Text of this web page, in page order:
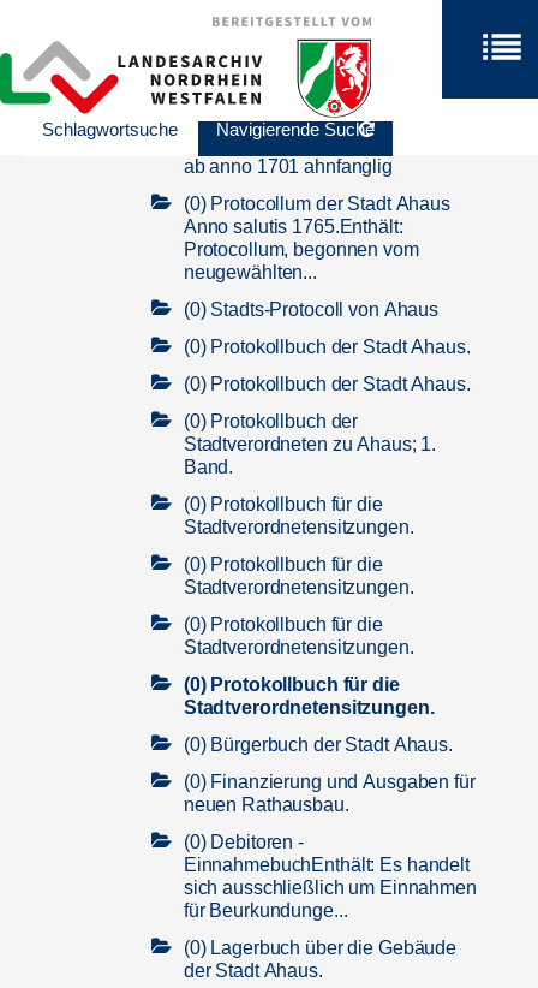
Schlagwortsuche Navigierende Suche
(0) Protokollbuch der Stadt Ahaus.
(0) Protocollum der Stadt Ahaus.
(0) Ratsprotokolle der Stadt Ahaus.
(0) Protocollum Civitatis Ahusana
ab anno 1701 ahnfanglig
(0) Protocollum der Stadt Ahaus
Anno salutis 1765.Enthält:
Protocollum, begonnen vom
neugewählten...
(0) Stadts-Protocoll von Ahaus
(0) Protokollbuch der Stadt Ahaus.
(0) Protokollbuch der Stadt Ahaus.
(0) Protokollbuch der
Stadtverordneten zu Ahaus; 1.
Band.
(0) Protokollbuch für die
Stadtverordnetensitzungen.
(0) Protokollbuch für die
Stadtverordnetensitzungen.
(0) Protokollbuch für die
Stadtverordnetensitzungen.
(0) Protokollbuch für die
Stadtverordnetensitzungen.
(0) Bürgerbuch der Stadt Ahaus.
(0) Finanzierung und Ausgaben für
neuen Rathausbau.
(0) Debitoren -
EinnahmebuchEnthält: Es handelt
sich ausschließlich um Einnahmen
für Beurkundunge...
(0) Lagerbuch über die Gebäude
der Stadt Ahaus.